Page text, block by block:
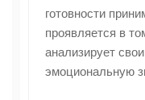
готовности
проявляется в
анализирует
эмоциональную